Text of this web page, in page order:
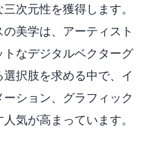
次元性を獲得します。
美学は、アーティスト
なデジタルベクターグ
択肢を求める中で、イ
ション、グラフィック
気が高まっています。